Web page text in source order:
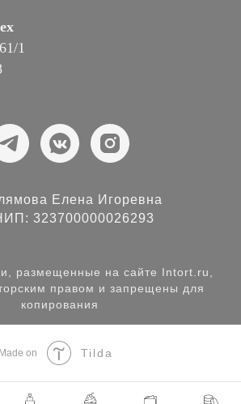
1
Елена Игоревна
323700000026293
размещенные на сайте Intort.ru,
правом и запрещены для
копирования
Made on Tilda